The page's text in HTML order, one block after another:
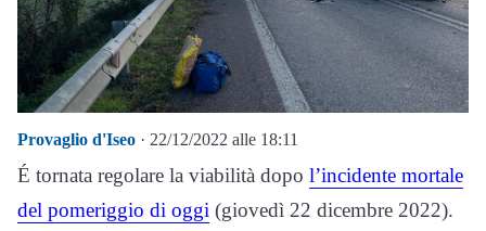
Provaglio d'Iseo · 22/12/2022 alle 18:11
É tornata regolare la viabilità dopo l’incidente mortale
del pomeriggio di oggi (giovedì 22 dicembre 2022).